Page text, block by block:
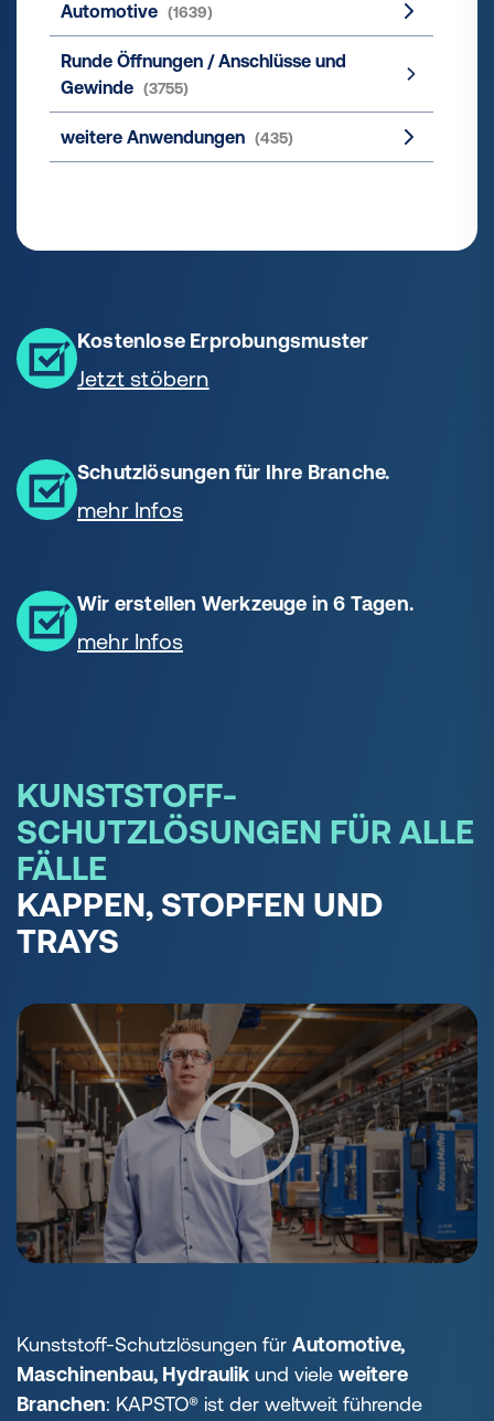
Automotive (1639)
Runde Öffnungen / Anschlüsse und
Gewinde (3755)
weitere Anwendungen (435)
Kostenlose Erprobungsmuster
Jetzt stöbern
Schutzlösungen für Ihre Branche.
mehr Infos
Wir erstellen Werkzeuge in 6 Tagen.
mehr Infos
KUNSTSTOFF-
SCHUTZLÖSUNGEN FÜR ALLE
FÄLLE
KAPPEN, STOPFEN UND
TRAYS
Kunststoff-Schutzlösungen für Automotive,
Maschinenbau, Hydraulik und viele weitere
Branchen: KAPSTO® ist der weltweit führende